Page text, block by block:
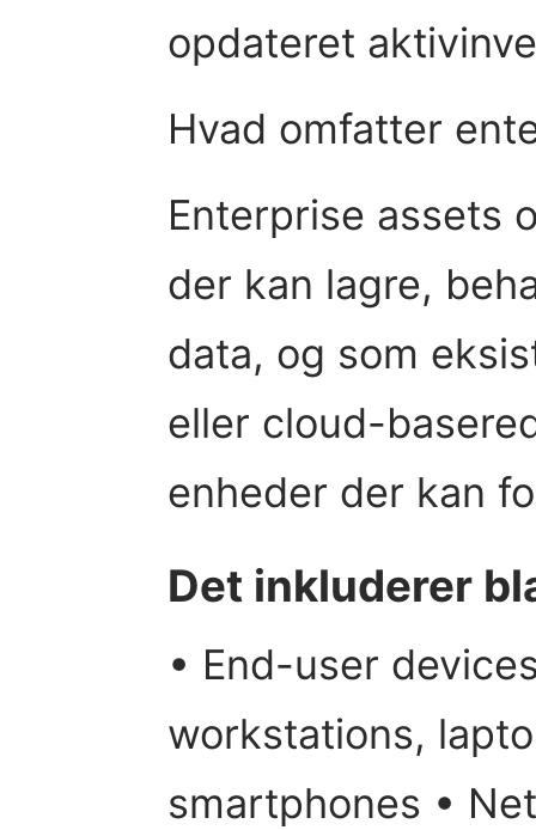
opdateret
Hvad omfatter
Enterprise assets
der kan lagre,
data, og som
eller cloud-
enheder der kan
Det inkluderer
• End-user
workstations,
smartphones •